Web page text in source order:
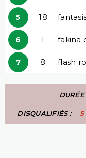
5 18
6 1 fakina
7 8 flash
DISQUALIFIÉS : 5